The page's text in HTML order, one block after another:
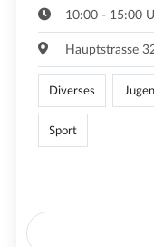
10:00 - 15:00
Hauptstrasse
Diverses
Sport